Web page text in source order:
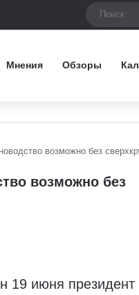
Мнения Обзоры
возможно без
возможно без
19 июня президент